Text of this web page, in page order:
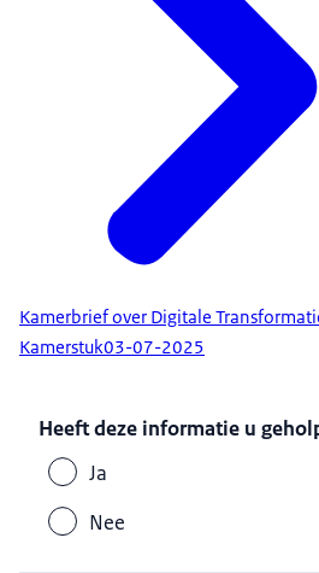
Kamerbrief over Digitale
Kamerstuk03-07-2025
Heeft deze informatie u
Ja
Nee